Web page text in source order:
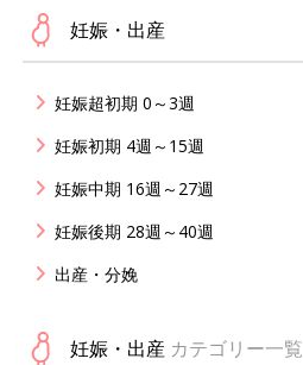
妊娠・出産
妊娠超初期 0～3週
妊娠初期 4週～15週
妊娠中期 16週～27週
妊娠後期 28週～40週
出産・分娩
妊娠・出産 カテゴリー一覧